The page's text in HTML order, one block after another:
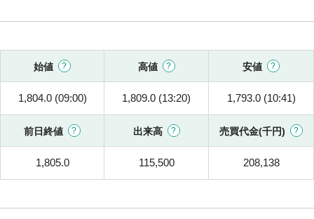
始値 高値 安値
1,804.0 (09:00) 1,809.0 (13:20) 1,793.0 (10:41)
前日終値 出来高 売買代金(千円)
1,805.0 115,500 208,138